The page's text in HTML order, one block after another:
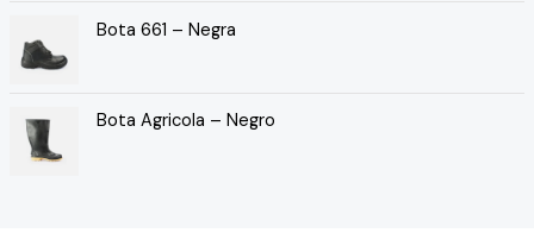
Bota 661 – Negra
Bota Agricola – Negro